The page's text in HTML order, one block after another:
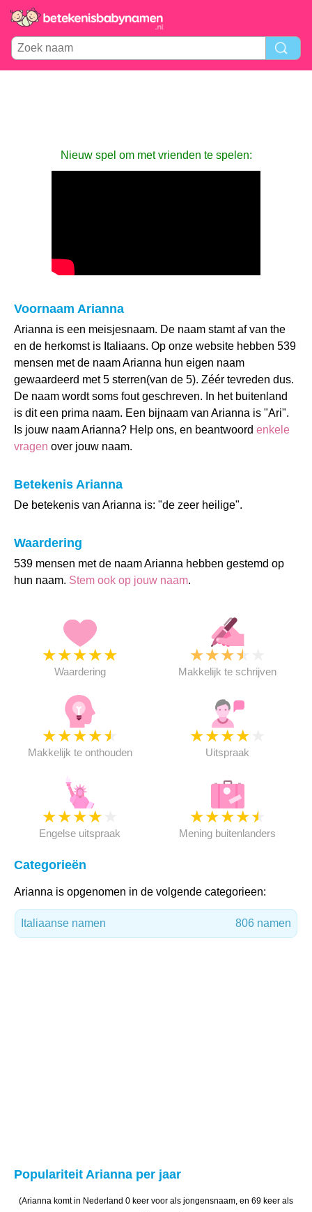
Nieuw spel om met vrienden te spelen:
Voornaam Arianna
Arianna is een meisjesnaam. De naam stamt af van the
en de herkomst is Italiaans. Op onze website hebben 539
mensen met de naam Arianna hun eigen naam
gewaardeerd met 5 sterren(van de 5). Zéér tevreden dus.
De naam wordt soms fout geschreven. In het buitenland
is dit een prima naam. Een bijnaam van Arianna is "Ari".
Is jouw naam Arianna? Help ons, en beantwoord enkele
vragen over jouw naam.
Betekenis Arianna
De betekenis van Arianna is: "de zeer heilige".
Waardering
539 mensen met de naam Arianna hebben gestemd op
hun naam. Stem ook op jouw naam.
★★★★★
Waardering
★★★★
Makkelijk te schrijven
★★★★★
Makkelijk te onthouden
★★★★
Uitspraak
★★★★
Engelse uitspraak
★★★★★
Mening buitenlanders
Categorieën
Arianna is opgenomen in de volgende categorieen:
Italiaanse namen 806 namen
Populariteit Arianna per jaar
(Arianna komt in Nederland 0 keer voor als jongensnaam, en 69 keer als